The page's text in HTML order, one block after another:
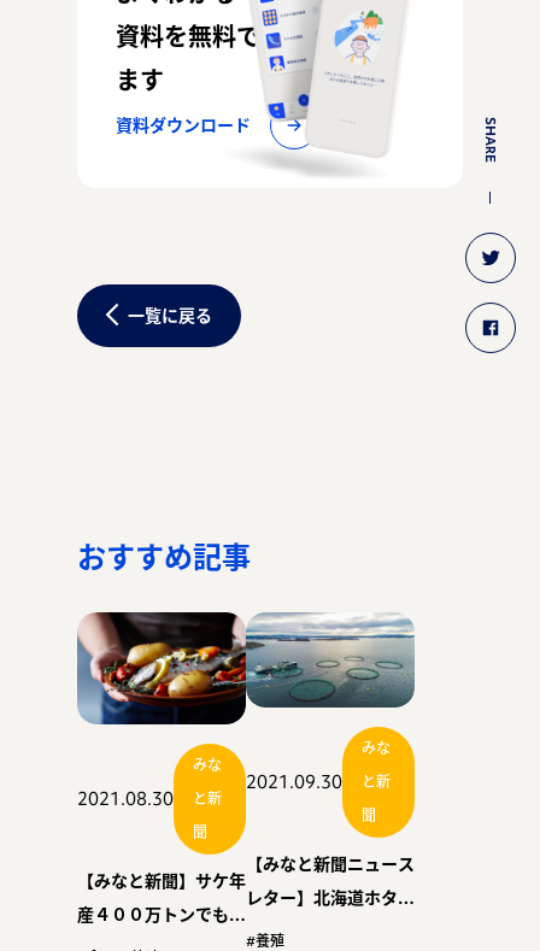
SHARE
資料を無料でお配りしてい
ます
資料ダウンロード
一覧に戻る
おすすめ記事
2021.08.30
みな
と新
聞
【みなと新聞】サケ年
産４００万トンでも供
2021.09.30
みな
と新
聞
【みなと新聞ニュース
レター】北海道ホタテ
８％減３９万７７００
#養殖